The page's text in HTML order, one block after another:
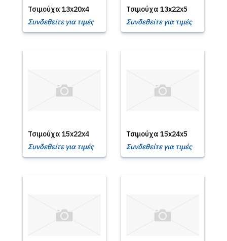
Τσιμούχα 13x20x4
Συνδεθείτε για τιμές
Τσιμούχα 13x22x5
Συνδεθείτε για τιμές
Τσιμούχα 15x22x4
Συνδεθείτε για τιμές
Τσιμούχα 15x24x5
Συνδεθείτε για τιμές